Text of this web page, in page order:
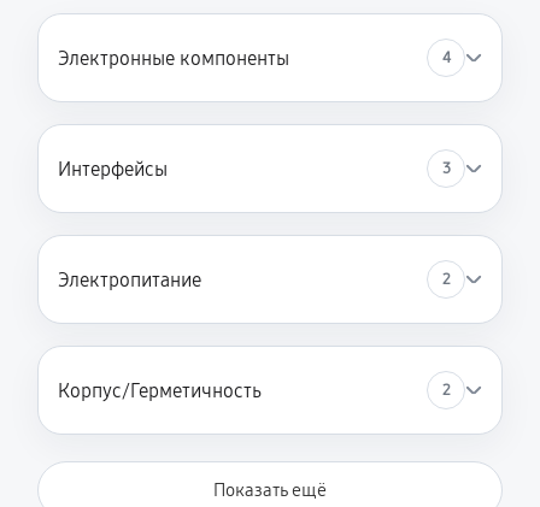
Электронные компоненты 4
Интерфейсы 3
Электропитание 2
Корпус/Герметичность 2
Показать ещё